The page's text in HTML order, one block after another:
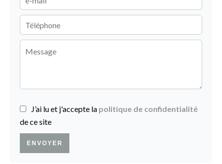
J’ai lu et j'accepte la politique de confidentialité
de ce site
ENVOYER